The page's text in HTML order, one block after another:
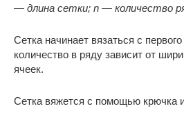
— длина сетки; n — количество
Сетка начинает вязаться с
количество в ряду зависит от
ячеек.
Сетка вяжется с помощью крючка